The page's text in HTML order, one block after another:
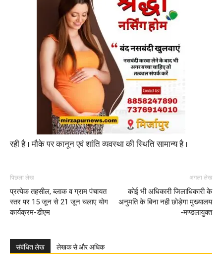
रही है । मौके पर कानून एवं शांति व्यवस्था की स्थिति सामान्य है ।
पिछला लेख
प्रत्येक तहसील, ब्लाक व ग्राम पंचायत
स्तर पर 15 जून से 21 जून चलाए योग
कार्यक्रम-डीएम
अगला लेख
कोई भी अधिकारी जिलाधिकारी के
अनुमति के बिना नही छोड़ेगा मुख्यालय
-मण्डलायुक्त
संबंधित लेख लेखक से और अधिक